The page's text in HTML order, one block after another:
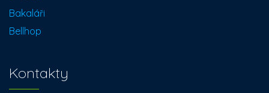
Bakaláři
Bellhop
Kontakty